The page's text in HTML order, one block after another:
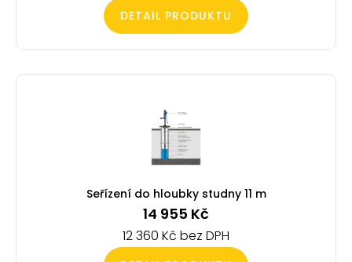
DETAIL PRODUKTU
Seřízení do hloubky studny 11 m
14 955 Kč
12 360 Kč